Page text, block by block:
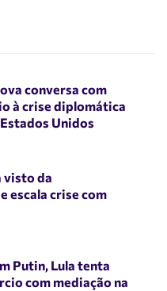
conversa com
à crise diplomática
Unidos
visto da
escala crise com
Putin, Lula tenta
com mediação na